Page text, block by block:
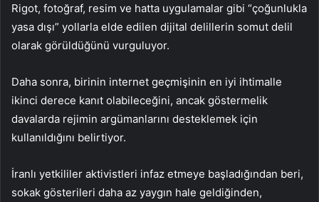
Rigot, fotoğraf, resim ve hatta uygulamalar gibi “çoğunlukla
yasa dışı” yollarla elde edilen dijital delillerin somut delil
olarak görüldüğünü vurguluyor.
Daha sonra, birinin internet geçmişinin en iyi ihtimalle
ikinci derece kanıt olabileceğini, ancak göstermelik
davalarda rejimin argümanlarını desteklemek için
kullanıldığını belirtiyor.
İranlı yetkililer aktivistleri infaz etmeye başladığından beri,
sokak gösterileri daha az yaygın hale geldiğinden,